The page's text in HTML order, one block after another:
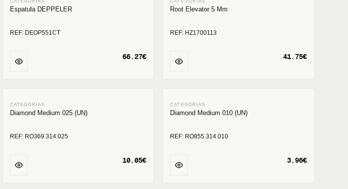
Espatula DEPPELER
REF: DEOP551CT
66.27€
Root Elevator 5 Mm
REF: HZ1700113
41.75€
Diamond Medium 025 (UN)
REF: RO369.314.025
10.05€
Diamond Medium 010 (UN)
REF: RO855.314.010
3.96€